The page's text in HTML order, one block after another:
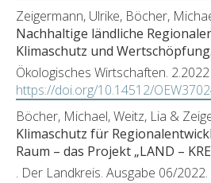
Zeigermann, Ulrike, Böcher,
Nachhaltige ländliche
Klimaschutz und Wertschöpfung.
Ökologisches Wirtschaften. 2.2022
https://doi.org/10.14512/
Böcher, Michael, Weitz, Lia &
Klimaschutz für
Raum – das Projekt „LAND –
. Der Landkreis. Ausgabe 06/2022.